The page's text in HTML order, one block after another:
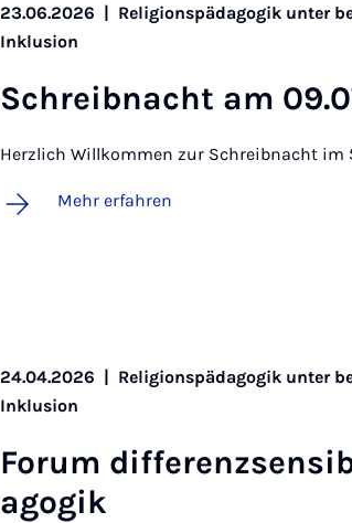
23.06.2026 | Religionspädagogik unter
Inklusion
Schreib­nacht am
Herzlich Willkommen zur Schreibnacht im
Mehr erfahren
24.04.2026 | Religionspädagogik unter
Inklusion
Fo­rum
ago­gik